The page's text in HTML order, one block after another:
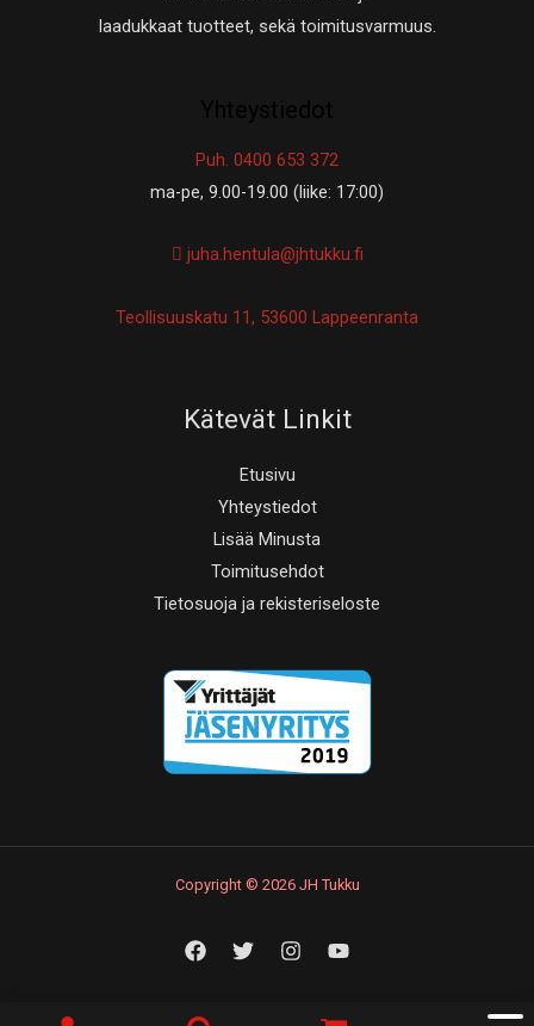
laadukkaat tuotteet, sekä toimitusvarmuus.
Puh. 0400 653 372
ma-pe, 9.00-19.00 (liike: 17:00)
juha.hentula@jhtukku.fi
Teollisuuskatu 11, 53600 Lappeenranta
Kätevät Linkit
Etusivu
Yhteystiedot
Lisää Minusta
Toimitusehdot
Tietosuoja ja rekisteriseloste
Copyright © 2026 JH Tukku